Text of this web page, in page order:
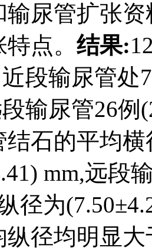
输尿管扩张
点。 结果:
段输尿管处
输尿管26例
石的平均横
mm,远段
径为
纵径均明显